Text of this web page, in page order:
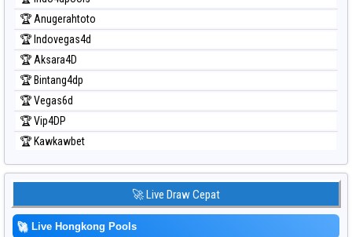
🏆 Anugerahtoto
🏆 Indovegas4d
🏆 Aksara4D
🏆 Bintang4dp
🏆 Vegas6d
🏆 Vip4DP
🏆 Kawkawbet
🚀 Live Draw Cepat
🚀 Live Hongkong Pools